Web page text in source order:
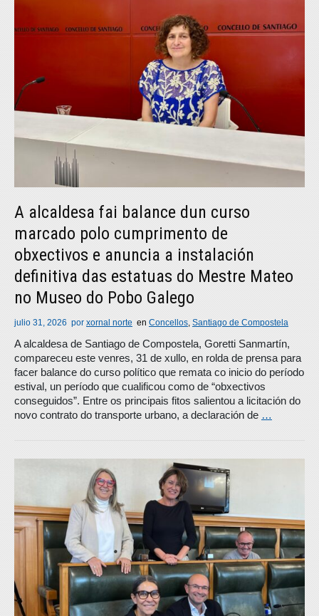
A alcaldesa fai balance dun curso
marcado polo cumprimento de
obxectivos e anuncia a instalación
definitiva das estatuas do Mestre Mateo
no Museo do Pobo Galego
julio 31, 2026 por xornal norte en Concellos, Santiago de Compostela
A alcaldesa de Santiago de Compostela, Goretti Sanmartín,
compareceu este venres, 31 de xullo, en rolda de prensa para
facer balance do curso político que remata co inicio do período
estival, un período que cualificou como de “obxectivos
conseguidos”. Entre os principais fitos salientou a licitación do
novo contrato do transporte urbano, a declaración de …